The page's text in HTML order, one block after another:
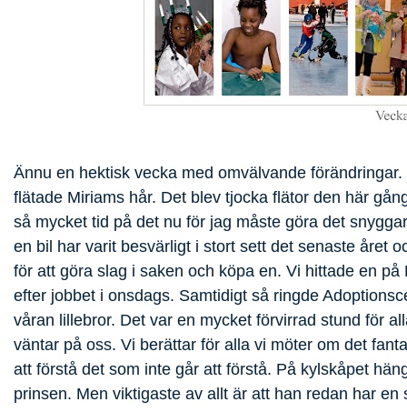
Ännu en hektisk vecka med omvälvande
flätade Miriams hår. Det blev tjocka flätor den här
så mycket tid på det nu för jag måste göra det
en bil har varit besvärligt i stort sett det senaste året
för att göra slag i saken och köpa en. Vi hittade en
efter jobbet i onsdags. Samtidigt så ringde
våran lillebror. Det var en mycket förvirrad stund för
väntar på oss. Vi berättar för alla vi möter om det
att förstå det som inte går att förstå. På kylskåpet
prinsen. Men viktigaste av allt är att han redan har en